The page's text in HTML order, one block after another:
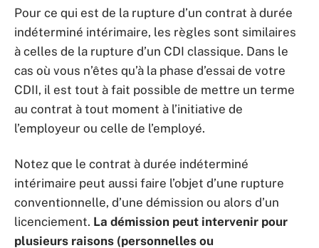
Pour ce qui est de la rupture d’un contrat à durée
indéterminé intérimaire, les règles sont similaires
à celles de la rupture d’un CDI classique. Dans le
cas où vous n’êtes qu’à la phase d’essai de votre
CDII, il est tout à fait possible de mettre un terme
au contrat à tout moment à l’initiative de
l’employeur ou celle de l’employé.
Notez que le contrat à durée indéterminé
intérimaire peut aussi faire l’objet d’une rupture
conventionnelle, d’une démission ou alors d’un
licenciement. La démission peut intervenir pour
plusieurs raisons (personnelles ou